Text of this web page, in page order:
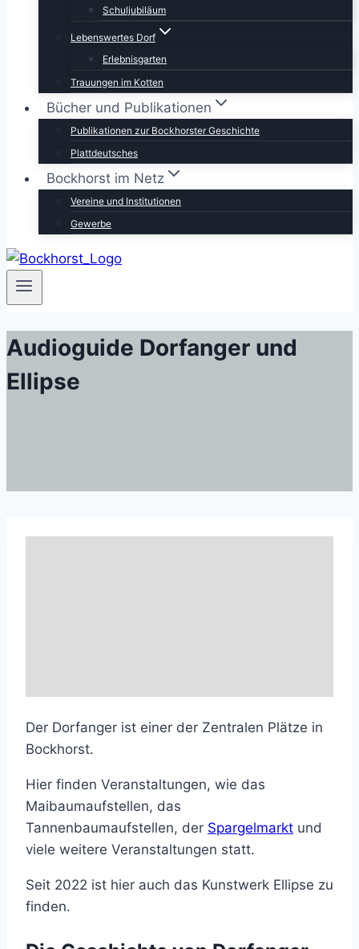
Schuljubiläum
Lebenswertes Dorf
Erlebnisgarten
Trauungen im Kotten
Bücher und Publikationen
Publikationen zur Bockhorster Geschichte
Plattdeutsches
Bockhorst im Netz
Vereine und Institutionen
Gewerbe
Audioguide Dorfanger und
Ellipse
Der Dorfanger ist einer der Zentralen Plätze in
Bockhorst.
Hier finden Veranstaltungen, wie das
Maibaumaufstellen, das
Tannenbaumaufstellen, der Spargelmarkt und
viele weitere Veranstaltungen statt.
Seit 2022 ist hier auch das Kunstwerk Ellipse zu
finden.